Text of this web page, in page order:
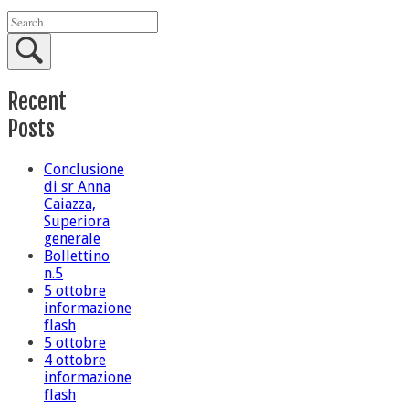
Recent
Posts
Conclusione
di sr Anna
Caiazza,
Superiora
generale
Bollettino
n.5
5 ottobre
informazione
flash
5 ottobre
4 ottobre
informazione
flash